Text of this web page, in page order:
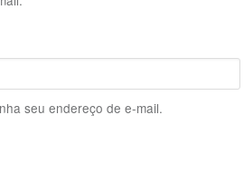
seu endereço de e-mail.